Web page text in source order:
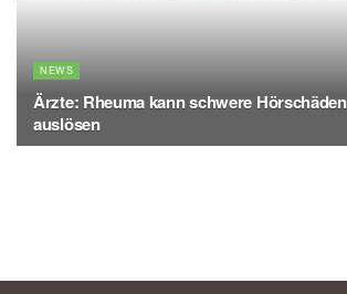
NEWS
Ärzte: Rheuma kann schwere Hörschäden
auslösen